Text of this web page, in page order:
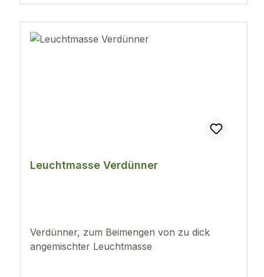
Leuchtmasse Verdünner
Verdünner, zum Beimengen von zu dick
angemischter Leuchtmasse